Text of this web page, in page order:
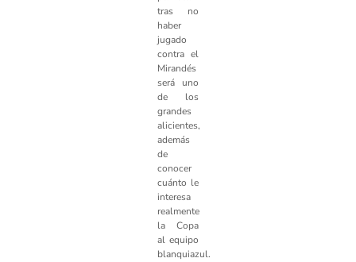
tras no
haber
jugado
contra el
Mirandés
será uno
de los
grandes
alicientes,
además
de
conocer
cuánto le
interesa
realmente
la Copa
al equipo
blanquiazul.